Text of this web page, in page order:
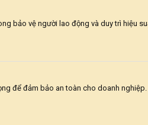
bảo vệ người lao động và duy trì hiệu
để đảm bảo an toàn cho doanh